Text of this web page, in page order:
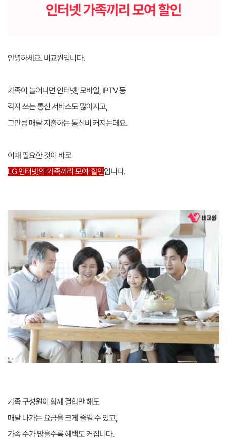
인터넷 가족끼리 모여 할인
안녕하세요. 비교원입니다.
가족이 늘어나면 인터넷, 모바일, IPTV 등
각자 쓰는 통신 서비스도 많아지고,
그만큼 매달 지출하는 통신비 커지는데요.
이때 필요한 것이 바로
LG 인터넷의 '가족끼리 모여' 할인입니다.
가족 구성원이 함께 결합만 해도
매달 나가는 요금을 크게 줄일 수 있고,
가족 수가 많을수록 혜택도 커집니다.